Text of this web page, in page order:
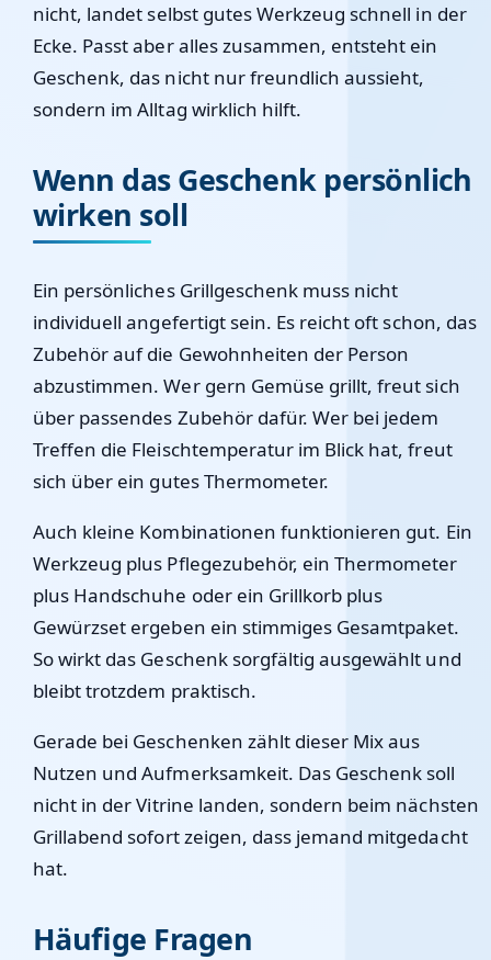
nicht, landet selbst gutes Werkzeug schnell in der
Ecke. Passt aber alles zusammen, entsteht ein
Geschenk, das nicht nur freundlich aussieht,
sondern im Alltag wirklich hilft.
Wenn das Geschenk persönlich
wirken soll
Ein persönliches Grillgeschenk muss nicht
individuell angefertigt sein. Es reicht oft schon, das
Zubehör auf die Gewohnheiten der Person
abzustimmen. Wer gern Gemüse grillt, freut sich
über passendes Zubehör dafür. Wer bei jedem
Treffen die Fleischtemperatur im Blick hat, freut
sich über ein gutes Thermometer.
Auch kleine Kombinationen funktionieren gut. Ein
Werkzeug plus Pflegezubehör, ein Thermometer
plus Handschuhe oder ein Grillkorb plus
Gewürzset ergeben ein stimmiges Gesamtpaket.
So wirkt das Geschenk sorgfältig ausgewählt und
bleibt trotzdem praktisch.
Gerade bei Geschenken zählt dieser Mix aus
Nutzen und Aufmerksamkeit. Das Geschenk soll
nicht in der Vitrine landen, sondern beim nächsten
Grillabend sofort zeigen, dass jemand mitgedacht
hat.
Häufige Fragen